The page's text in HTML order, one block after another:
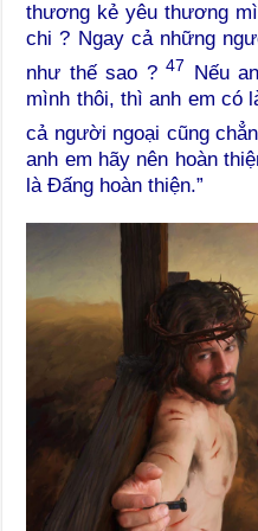
thương kẻ yêu thương
chi ? Ngay cả những
như thế sao ?47
Nếu
mình thôi, thì anh em có
cả người ngoại cũng
anh em hãy nên hoàn
là Đấng hoàn thiện.”